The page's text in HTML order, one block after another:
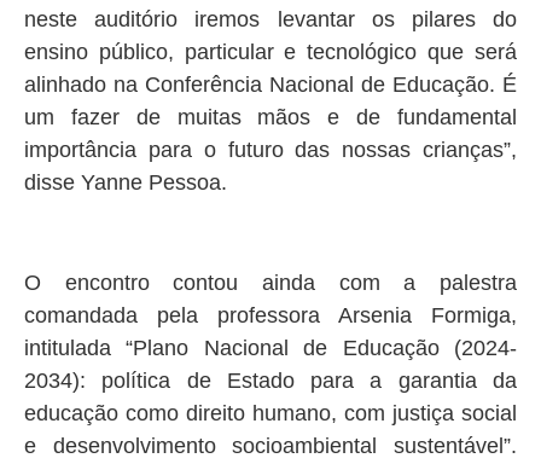
neste auditório iremos levantar os pilares do
ensino público, particular e tecnológico que será
alinhado na Conferência Nacional de Educação. É
um fazer de muitas mãos e de fundamental
importância para o futuro das nossas crianças”,
disse Yanne Pessoa.
O encontro contou ainda com a palestra
comandada pela professora Arsenia Formiga,
intitulada “Plano Nacional de Educação (2024-
2034): política de Estado para a garantia da
educação como direito humano, com justiça social
e desenvolvimento socioambiental sustentável”.